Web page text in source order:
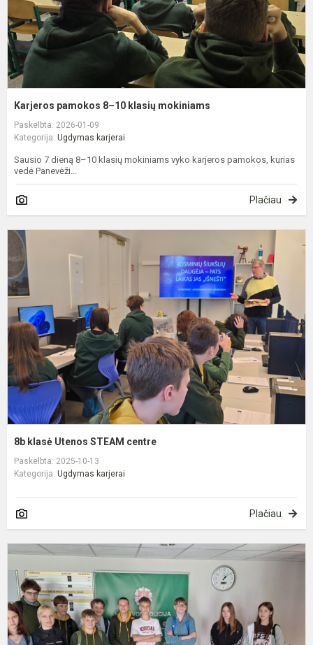
Karjeros pamokos 8–10 klasių mokiniams
Paskelbta: 2026-01-09
Kategorija: Ugdymas karjerai
Sausio 7 dieną 8–10 klasių mokiniams vyko karjeros pamokos, kurias
vedė Panevėži...
Plačiau
8b klasė Utenos STEAM centre
Paskelbta: 2025-10-13
Kategorija: Ugdymas karjerai
Plačiau